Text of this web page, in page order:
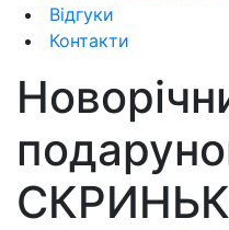
Відгуки
Контакти